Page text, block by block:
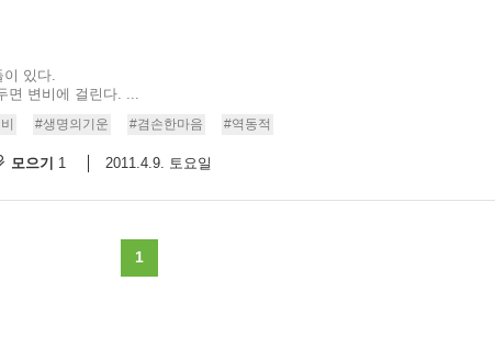
이 있다.
면 변비에 걸린다. ...
#생명의기운 #겸손한마음 #역동적
모으기 1 2011.4.9. 토요일
1